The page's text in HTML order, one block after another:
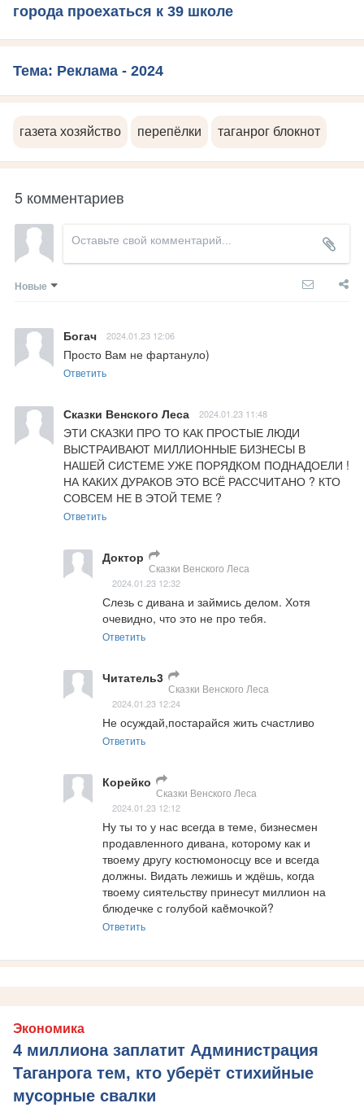
города проехаться к 39 школе
Тема: Реклама - 2024
газета хозяйство перепёлки таганрог блокнот
5 комментариев
Новые
Богач 2024.01.23 12:06
Просто Вам не фартануло)
Ответить
Сказки Венского Леса 2024.01.23 11:48
ЭТИ СКАЗКИ ПРО ТО КАК ПРОСТЫЕ ЛЮДИ
ВЫСТРАИВАЮТ МИЛЛИОННЫЕ БИЗНЕСЫ В
НАШЕЙ СИСТЕМЕ УЖЕ ПОРЯДКОМ ПОДНАДОЕЛИ !
НА КАКИХ ДУРАКОВ ЭТО ВСЁ РАССЧИТАНО ? КТО
СОВСЕМ НЕ В ЭТОЙ ТЕМЕ ?
Ответить
Доктор
Сказки Венского Леса
2024.01.23 12:32
Слезь с дивана и займись делом. Хотя
очевидно, что это не про тебя.
Ответить
Читатель3
Сказки Венского Леса
2024.01.23 12:24
Не осуждай,постарайся жить счастливо
Ответить
Корейко
Сказки Венского Леса
2024.01.23 12:12
Ну ты то у нас всегда в теме, бизнесмен
продавленного дивана, которому как и
твоему другу костюмоносцу все и всегда
должны. Видать лежишь и ждёшь, когда
твоему сиятельству принесут миллион на
блюдечке с голубой каëмочкой?
Ответить
Экономика
4 миллиона заплатит Администрация
Таганрога тем, кто уберёт стихийные
мусорные свалки